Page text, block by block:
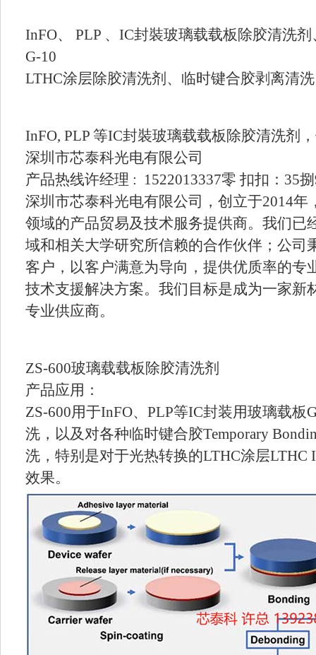
InFO、 PLP 、IC封裝玻璃载载板除胶清洗
G-10
LTHC涂层除胶清洗剂、临时键合胶剥离清
InFO, PLP 等IC封裝玻璃载载板除胶清洗剂
深圳市芯泰科光电有限公司
产品热线许经理 : 1522013337零 扣扣：35
深圳市芯泰科光电有限公司，创立于2014年
领域的产品贸易及技术服务提供商。我们已
域和相关大学研究所信赖的合作伙伴；公司
客户，以客户满意为导向，提供优质率的专
技术支援解决方案。我们目标是成为一家新
专业供应商。
ZS-600玻璃载载板除胶清洗剂
产品应用：
ZS-600用于InFO、PLP等IC封装用玻璃载板
洗，以及对各种临时键合胶Temporary
洗，特别是对于光热转换的LTHC涂层LTHC
效果。